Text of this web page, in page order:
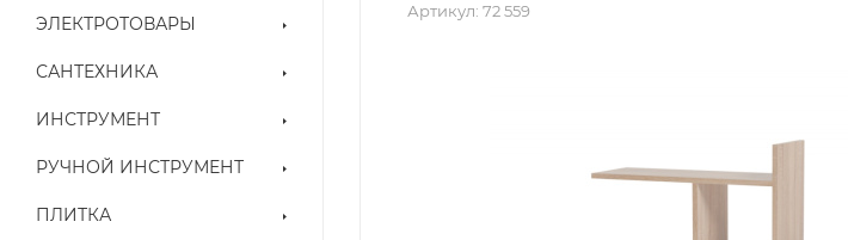
ЭЛЕКТРОТОВАРЫ
САНТЕХНИКА
ИНСТРУМЕНТ
РУЧНОЙ ИНСТРУМЕНТ
ПЛИТКА
Артикул: 72 559